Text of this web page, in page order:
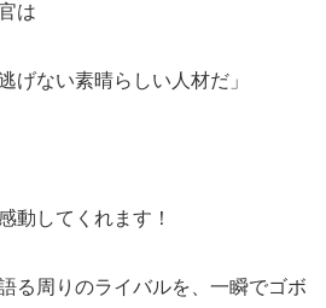
は
げない素晴らしい人材だ」
動してくれます！
る周りのライバルを、一瞬でゴボ